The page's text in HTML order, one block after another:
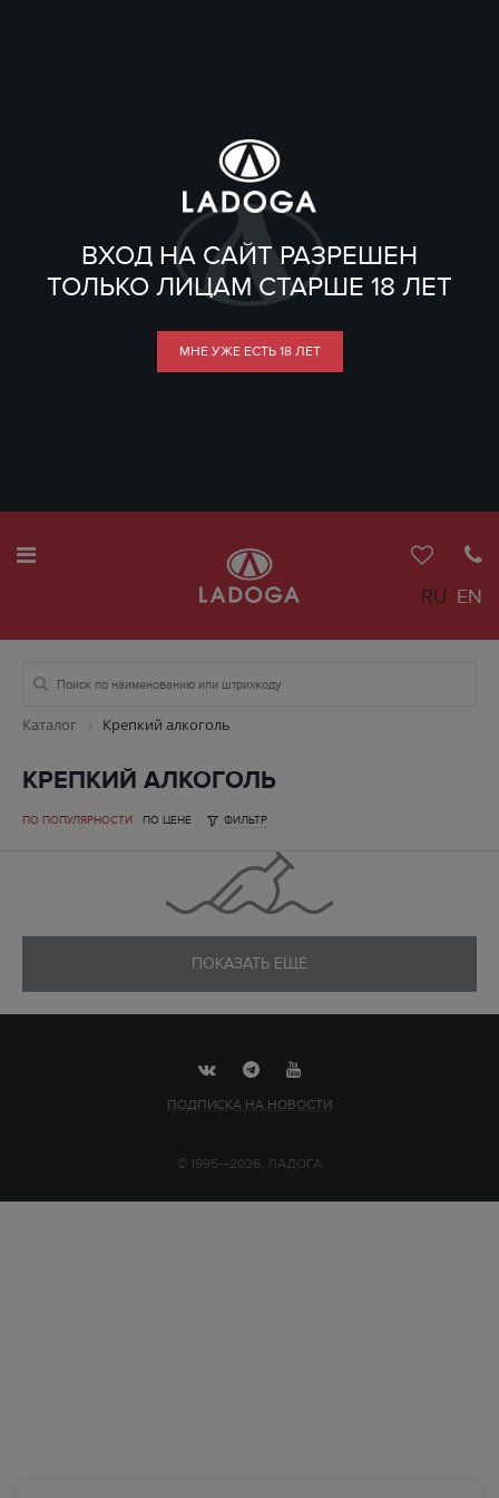
ВХОД НА САЙТ РАЗРЕШЕН
ТОЛЬКО ЛИЦАМ СТАРШЕ 18 ЛЕТ
МНЕ УЖЕ ЕСТЬ 18 ЛЕТ
RU EN
Каталог Крепкий алкоголь
КРЕПКИЙ АЛКОГОЛЬ
ПО ПОПУЛЯРНОСТИ ПО ЦЕНЕ ФИЛЬТР
ПОКАЗАТЬ ЕЩЕ
ПОДПИСКА НА НОВОСТИ
© 1995—2026, ЛАДОГА